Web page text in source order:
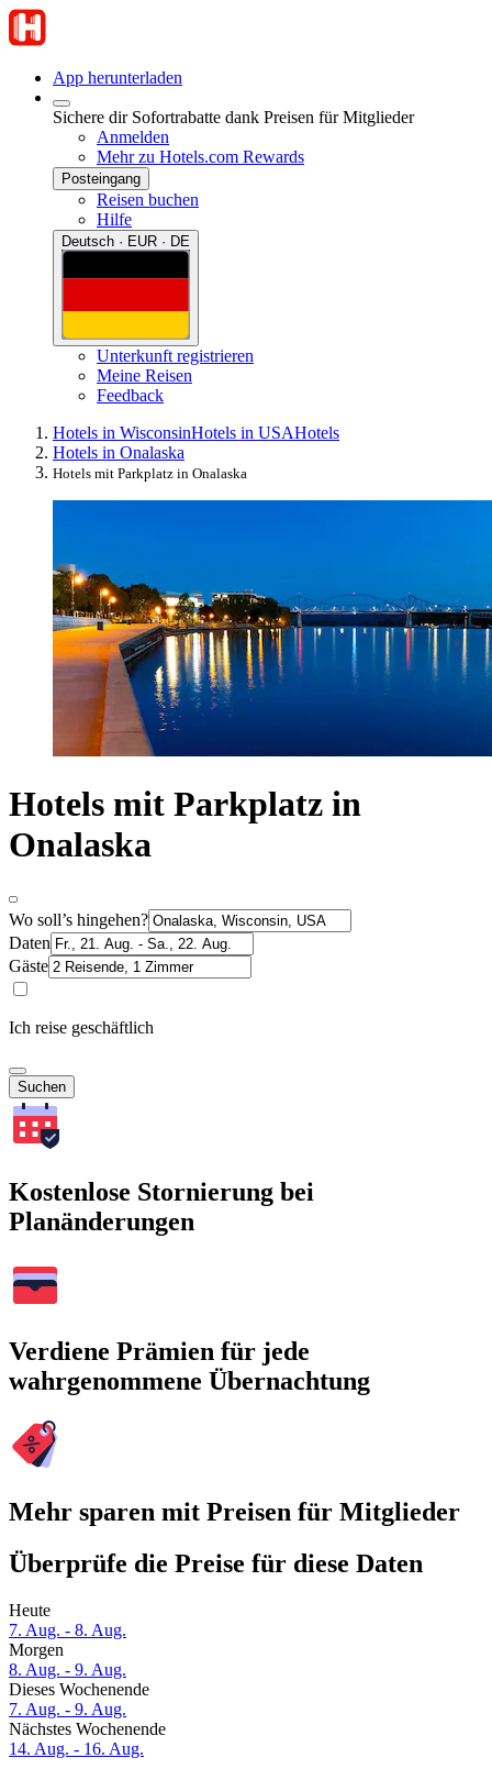
App herunterladen
Sichere dir Sofortrabatte dank Preisen für Mitglieder
Anmelden
Mehr zu Hotels.com Rewards
Posteingang
Reisen buchen
Hilfe
Deutsch · EUR · DE
Unterkunft registrieren
Meine Reisen
Feedback
Hotels in WisconsinHotels in USAHotels
Hotels in Onalaska
Hotels mit Parkplatz in Onalaska
Hotels mit Parkplatz in
Onalaska
Wo soll’s hingehen?
Daten
Gäste
Ich reise geschäftlich
Suchen
Kostenlose Stornierung bei
Planänderungen
Verdiene Prämien für jede
wahrgenommene Übernachtung
Mehr sparen mit Preisen für Mitglieder
Überprüfe die Preise für diese Daten
Heute
7. Aug. - 8. Aug.
Morgen
8. Aug. - 9. Aug.
Dieses Wochenende
7. Aug. - 9. Aug.
Nächstes Wochenende
14. Aug. - 16. Aug.